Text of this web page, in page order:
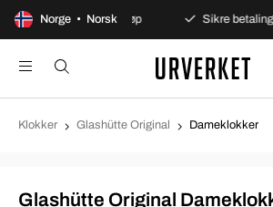
Norge • Norsk
100 dagers åpent kjøp Sikre
Klokker Glashütte Original Dameklokker
Glashütte Original